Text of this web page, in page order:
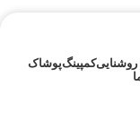
کمپینگپوشاک